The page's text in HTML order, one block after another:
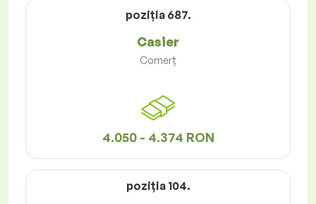
poziţia 687.
Casier
Comerț
4.050 - 4.374 RON
poziţia 104.